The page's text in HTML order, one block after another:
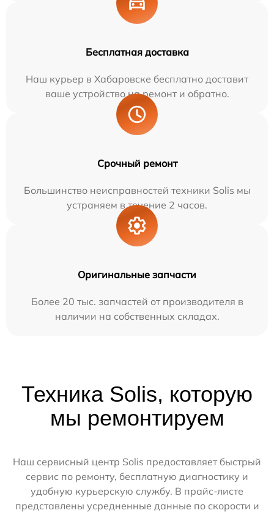
Бесплатная доставка
Наш курьер в Хабаровске бесплатно доставит
ваше устройство на ремонт и обратно.
Срочный ремонт
Большинство неисправностей техники Solis мы
устраняем в течение 2 часов.
Оригинальные запчасти
Более 20 тыс. запчастей от производителя в
наличии на собственных складах.
Техника Solis, которую
мы ремонтируем
Наш сервисный центр Solis предоставляет быстрый
сервис по ремонту, бесплатную диагностику и
удобную курьерскую службу. В прайс-листе
представлены усредненные данные по скорости и